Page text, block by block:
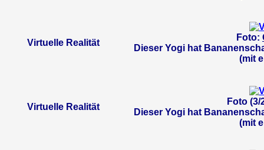
Virtuelle Realität
Foto:
Dieser Yogi hat
(mit
Virtuelle Realität
Foto
Dieser Yogi hat
(mit